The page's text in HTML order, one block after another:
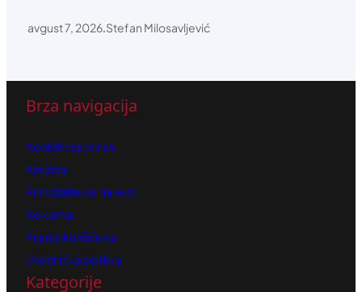
avgust 7, 2026.Stefan Milosavljević
Brza navigacija
Kontaktirajte nas
Karijera
Pretplatite se na vesti
Reklama
Pravila korišćenja
Urednička politika
Kategorije